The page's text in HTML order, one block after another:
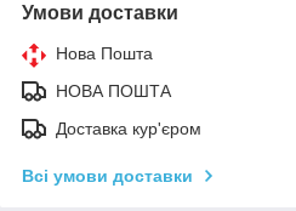
Умови доставки
Нова Пошта
НОВА ПОШТА
Доставка кур'єром
Всі умови доставки